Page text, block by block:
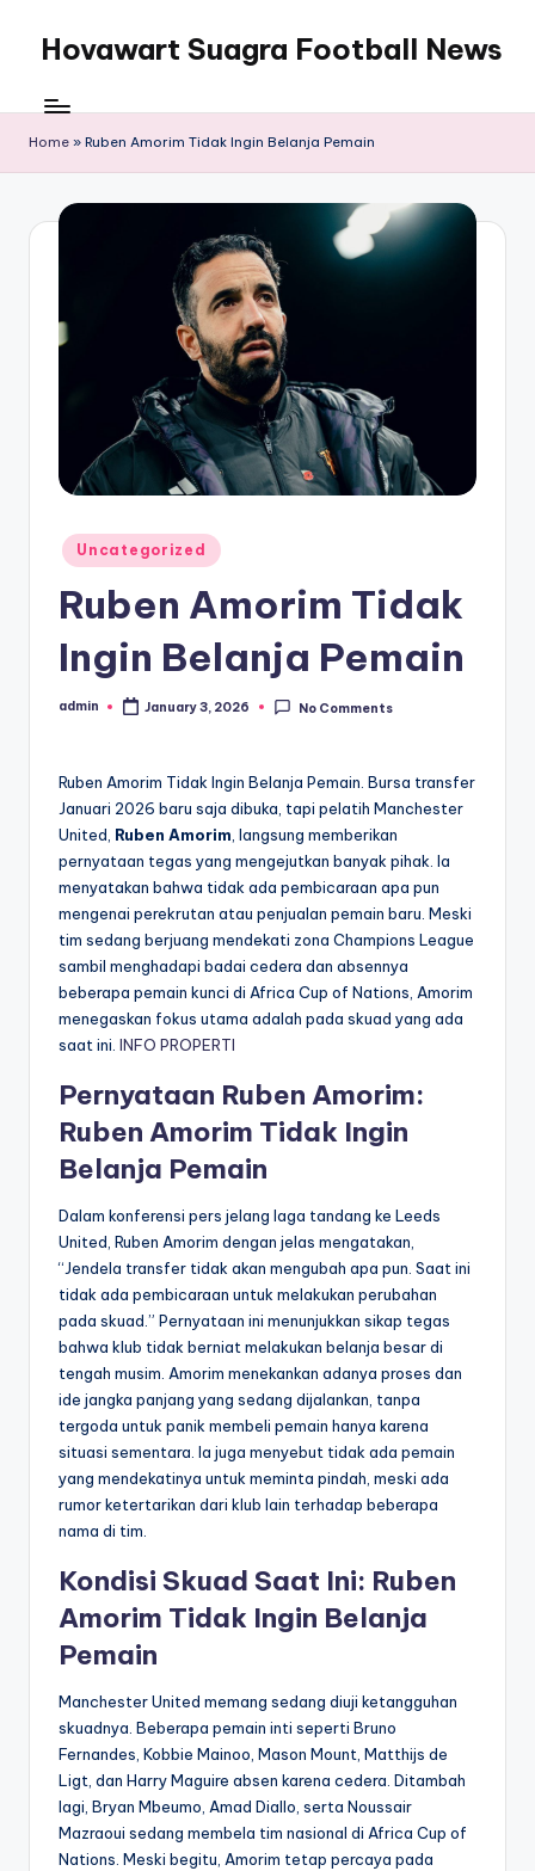
content
Hovawart Suagra Football News
Suagra
Football
News
berita
Home » Ruben Amorim Tidak Ingin Belanja Pemain
Posted
in
Uncategorized
Ruben Amorim Tidak
Ingin Belanja Pemain
Posted
admin January 3, 2026 No Comments
Ruben Amorim Tidak Ingin Belanja Pemain. Bursa transfer
Januari 2026 baru saja dibuka, tapi pelatih Manchester
United, Ruben Amorim , langsung memberikan
pernyataan tegas yang mengejutkan banyak pihak. Ia
menyatakan bahwa tidak ada pembicaraan apa pun
mengenai perekrutan atau penjualan pemain baru. Meski
tim sedang berjuang mendekati zona Champions League
sambil menghadapi badai cedera dan absennya
beberapa pemain kunci di Africa Cup of Nations, Amorim
menegaskan fokus utama adalah pada skuad yang ada
saat ini. INFO PROPERTI
Pernyataan Ruben Amorim:
Ruben Amorim Tidak Ingin
Belanja Pemain
Dalam konferensi pers jelang laga tandang ke Leeds
United, Ruben Amorim dengan jelas mengatakan,
“Jendela transfer tidak akan mengubah apa pun. Saat ini
tidak ada pembicaraan untuk melakukan perubahan
pada skuad.” Pernyataan ini menunjukkan sikap tegas
bahwa klub tidak berniat melakukan belanja besar di
tengah musim. Amorim menekankan adanya proses dan
ide jangka panjang yang sedang dijalankan, tanpa
tergoda untuk panik membeli pemain hanya karena
situasi sementara. Ia juga menyebut tidak ada pemain
yang mendekatinya untuk meminta pindah, meski ada
rumor ketertarikan dari klub lain terhadap beberapa
nama di tim.
Kondisi Skuad Saat Ini: Ruben
Amorim Tidak Ingin Belanja
Pemain
Manchester United memang sedang diuji ketangguhan
skuadnya. Beberapa pemain inti seperti Bruno
Fernandes, Kobbie Mainoo, Mason Mount, Matthijs de
Ligt, dan Harry Maguire absen karena cedera. Ditambah
lagi, Bryan Mbeumo, Amad Diallo, serta Noussair
Mazraoui sedang membela tim nasional di Africa Cup of
Nations. Meski begitu, Amorim tetap percaya pada